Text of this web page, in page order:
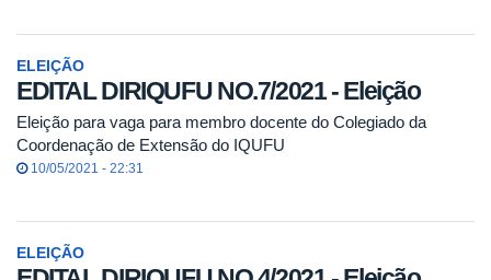
ELEIÇÃO
EDITAL DIRIQUFU NO.7/2021 - Eleição
Eleição para vaga para membro docente do Colegiado da
Coordenação de Extensão do IQUFU
10/05/2021 - 22:31
ELEIÇÃO